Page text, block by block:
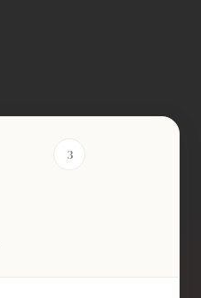
3